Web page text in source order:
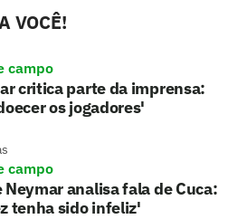
VOCÊ!
campo
critica parte da imprensa:
os jogadores'
campo
Neymar analisa fala de Cuca:
tenha sido infeliz'